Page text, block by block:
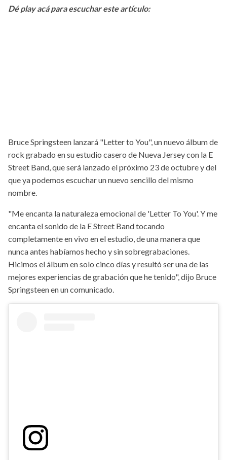
Dé play acá para escuchar este artículo:
Bruce Springsteen lanzará "Letter to You", un nuevo álbum de
rock grabado en su estudio casero de Nueva Jersey con la E
Street Band, que será lanzado el próximo 23 de octubre y del
que ya podemos escuchar un nuevo sencillo del mismo
nombre.
"Me encanta la naturaleza emocional de 'Letter To You'. Y me
encanta el sonido de la E Street Band tocando
completamente en vivo en el estudio, de una manera que
nunca antes habíamos hecho y sin sobregrabaciones.
Hicimos el álbum en solo cinco días y resultó ser una de las
mejores experiencias de grabación que he tenido", dijo Bruce
Springsteen en un comunicado.